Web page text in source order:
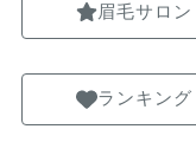
眉毛サロン
ランキング